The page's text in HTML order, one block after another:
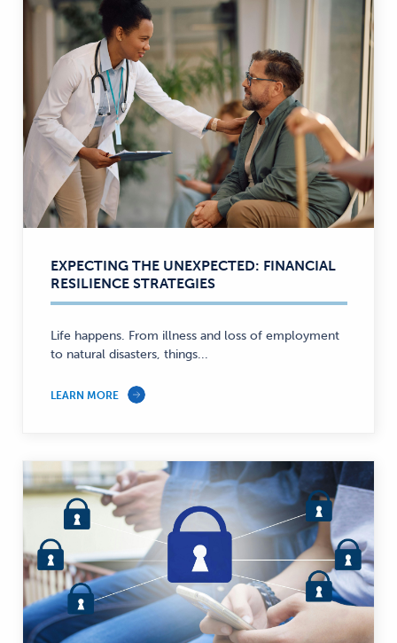
EXPECTING THE UNEXPECTED: FINANCIAL
RESILIENCE STRATEGIES
Life happens. From illness and loss of employment
to natural disasters, things...
LEARN MORE